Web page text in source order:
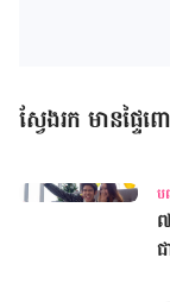
ស្វែងរក មានផ្ទៃព
ប